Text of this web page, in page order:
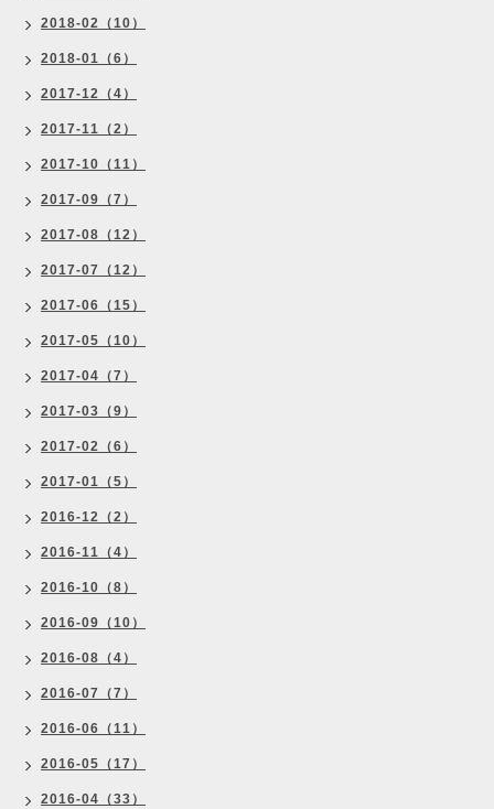
2018-02（10）
2018-01（6）
2017-12（4）
2017-11（2）
2017-10（11）
2017-09（7）
2017-08（12）
2017-07（12）
2017-06（15）
2017-05（10）
2017-04（7）
2017-03（9）
2017-02（6）
2017-01（5）
2016-12（2）
2016-11（4）
2016-10（8）
2016-09（10）
2016-08（4）
2016-07（7）
2016-06（11）
2016-05（17）
2016-04（33）